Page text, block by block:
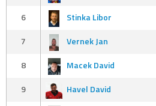
6
Stinka Libor
7
Vernek Jan
8
Macek David
9
Havel David